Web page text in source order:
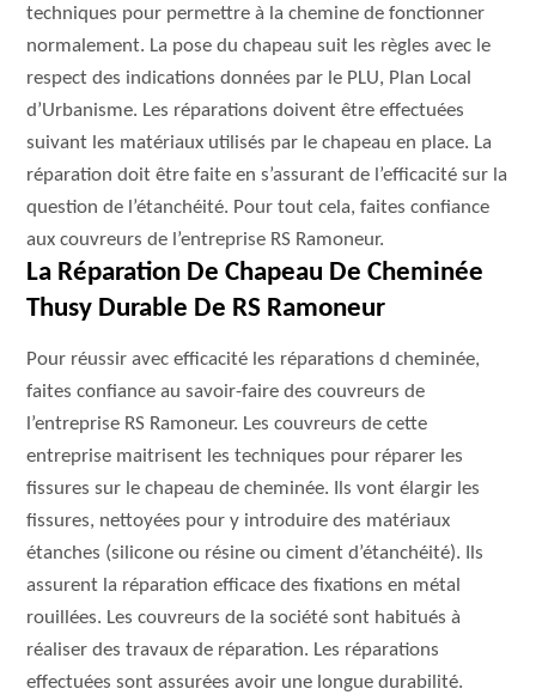
techniques pour permettre à la chemine de fonctionner
normalement. La pose du chapeau suit les règles avec le
respect des indications données par le PLU, Plan Local
d’Urbanisme. Les réparations doivent être effectuées
suivant les matériaux utilisés par le chapeau en place. La
réparation doit être faite en s’assurant de l’efficacité sur la
question de l’étanchéité. Pour tout cela, faites confiance
aux couvreurs de l’entreprise RS Ramoneur.
La Réparation De Chapeau De Cheminée
Thusy Durable De RS Ramoneur
Pour réussir avec efficacité les réparations d cheminée,
faites confiance au savoir-faire des couvreurs de
l’entreprise RS Ramoneur. Les couvreurs de cette
entreprise maitrisent les techniques pour réparer les
fissures sur le chapeau de cheminée. Ils vont élargir les
fissures, nettoyées pour y introduire des matériaux
étanches (silicone ou résine ou ciment d’étanchéité). Ils
assurent la réparation efficace des fixations en métal
rouillées. Les couvreurs de la société sont habitués à
réaliser des travaux de réparation. Les réparations
effectuées sont assurées avoir une longue durabilité.